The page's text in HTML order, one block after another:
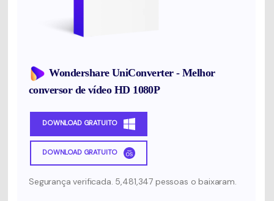
Wondershare UniConverter - Melhor
conversor de vídeo HD 1080P
DOWNLOAD GRATUITO
DOWNLOAD GRATUITO
Segurança verificada. 5,481,347 pessoas o baixaram.